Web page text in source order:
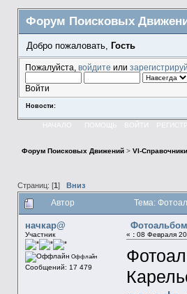
Форум Поисковых
Добро пожаловать, Гость
Пожалуйста, войдите или
Войти
Новости:
НАЧАЛО ПОМОЩЬ ВОЙТИ
Форум Поисковых Движений> VI-
Страниц: [1 ] Вниз
Автор Тема:
начкар@
Участник
Оффлайн
Сообщений: 17 479
« :08 Февраля